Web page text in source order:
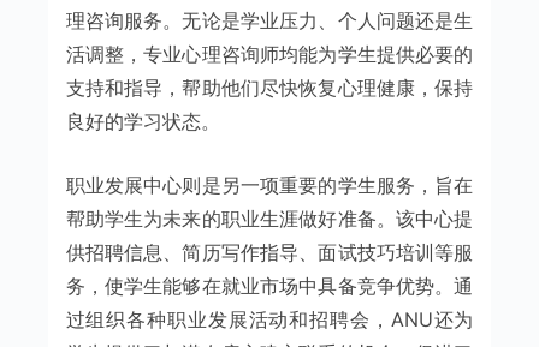
理咨询服务。无论是学业压力、个人问题还是生
活调整，专业心理咨询师均能为学生提供必要的
支持和指导，帮助他们尽快恢复心理健康，保持
良好的学习状态。
职业发展中心则是另一项重要的学生服务，旨在
帮助学生为未来的职业生涯做好准备。该中心提
供招聘信息、简历写作指导、面试技巧培训等服
务，使学生能够在就业市场中具备竞争优势。通
过组织各种职业发展活动和招聘会，ANU还为